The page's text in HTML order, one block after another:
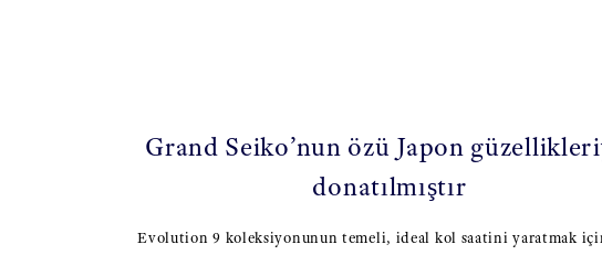
Grand Seiko’nun özü Japon
donatılmıştır
Evolution 9 koleksiyonunun temeli, ideal kol saatini yaratmak